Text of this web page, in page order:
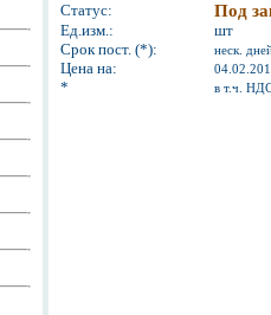
Статус: Под
Ед.изм.:
шт
Срок пост. (*):
неск.
Цена на:
* в т.ч.